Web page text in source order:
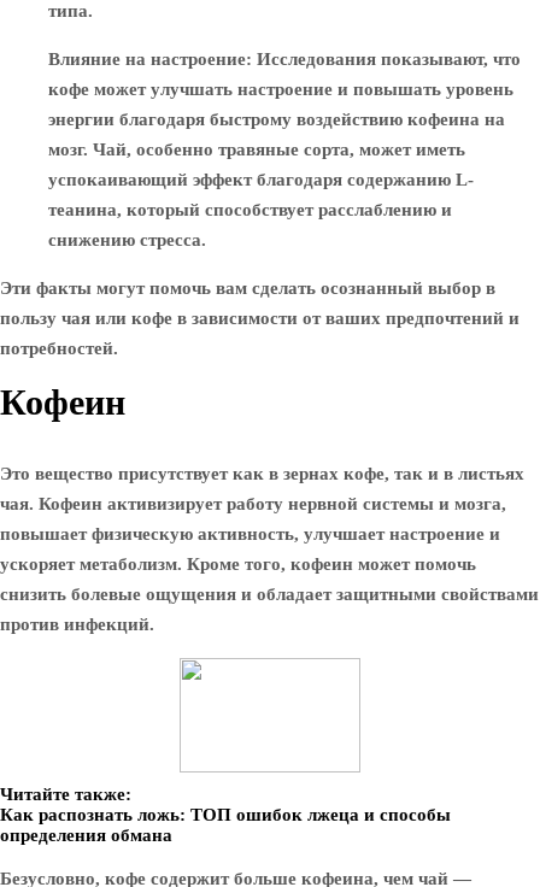
типа.
Влияние на настроение: Исследования показывают, что
кофе может улучшать настроение и повышать уровень
энергии благодаря быстрому воздействию кофеина на
мозг. Чай, особенно травяные сорта, может иметь
успокаивающий эффект благодаря содержанию L-
теанина, который способствует расслаблению и
снижению стресса.
Эти факты могут помочь вам сделать осознанный выбор в
пользу чая или кофе в зависимости от ваших предпочтений и
потребностей.
Кофеин
Это вещество присутствует как в зернах кофе, так и в листьях
чая. Кофеин активизирует работу нервной системы и мозга,
повышает физическую активность, улучшает настроение и
ускоряет метаболизм. Кроме того, кофеин может помочь
снизить болевые ощущения и обладает защитными свойствами
против инфекций.
Читайте также:
Как распознать ложь: ТОП ошибок лжеца и способы
определения обмана
Безусловно, кофе содержит больше кофеина, чем чай —